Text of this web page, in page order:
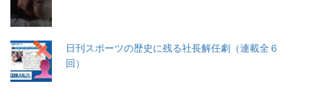
日刊スポーツの歴史に残る社長解任劇（連載全６
回）